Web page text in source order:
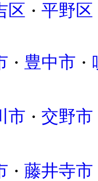
区 ・ 平野区
・ 豊中市 ・
市 ・ 交野市
・ 藤井寺市